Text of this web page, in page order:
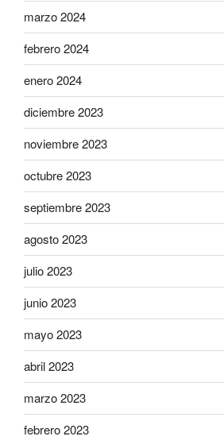
marzo 2024
febrero 2024
enero 2024
diciembre 2023
noviembre 2023
octubre 2023
septiembre 2023
agosto 2023
julio 2023
junio 2023
mayo 2023
abril 2023
marzo 2023
febrero 2023